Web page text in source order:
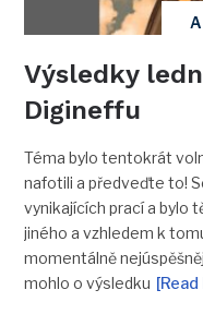
Výsledky
Digineffu
Téma bylo tentokrát
nafotili a předveďte to!
vynikajících prací a bylo
jiného a vzhledem k
momentálně
mohlo o výsledku